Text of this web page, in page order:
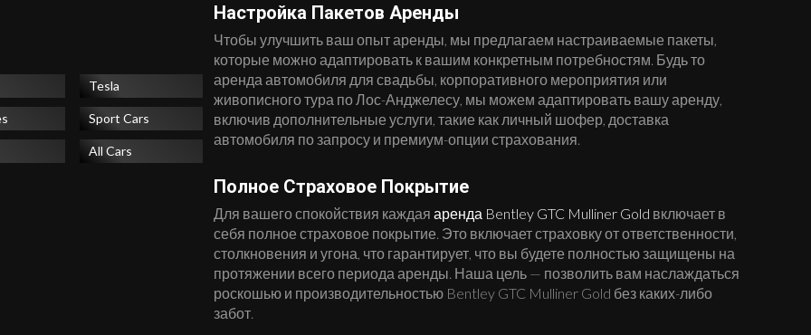
Tesla
Sport Cars
All Cars
Настройка Пакетов Аренды
Чтобы улучшить ваш опыт аренды, мы предлагаем настраиваемые пакеты,
которые можно адаптировать к вашим конкретным потребностям. Будь то
аренда автомобиля для свадьбы, корпоративного мероприятия или
живописного тура по Лос-Анджелесу, мы можем адаптировать вашу аренду,
включив дополнительные услуги, такие как личный шофер, доставка
автомобиля по запросу и премиум-опции страхования.
Полное Страховое Покрытие
Для вашего спокойствия каждаяаренда Bentley GTC Mulliner Gold включает в
себя полное страховое покрытие. Это включает страховку от ответственности,
столкновения и угона, что гарантирует, что вы будете полностью защищены на
протяжении всего периода аренды. Наша цель — позволить вам наслаждаться
роскошью и производительностью Bentley GTC Mulliner Gold без каких-либо
забот.